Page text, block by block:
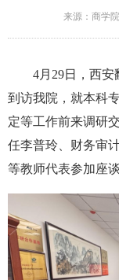
来源：商学院
4月29日，西
到访我院，就本科
定等工作前来调研
任李普玲、财务审
等教师代表参加座